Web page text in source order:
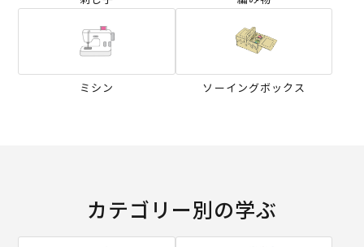
ミシン ソーイングボックス
カテゴリー別の学ぶ